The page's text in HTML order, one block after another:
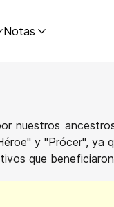
Notas
nuestros
y "Prócer", ya
que